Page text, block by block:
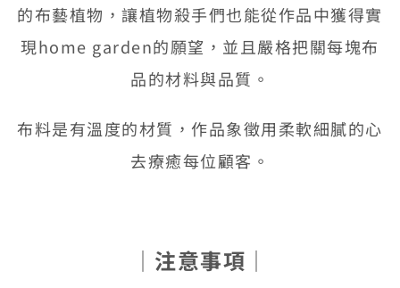
的布藝植物，讓植物殺手們也能從作品中獲得實
現home garden的願望，並且嚴格把關每塊布
品的材料與品質。
布料是有溫度的材質，作品象徵用柔軟細膩的心
去療癒每位顧客。
│ 注意事項 │